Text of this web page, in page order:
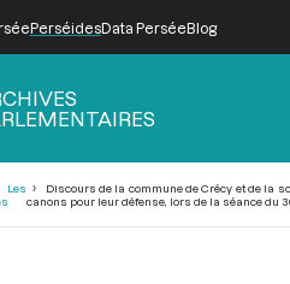
PerséidesData PerséeBlog
Les
Discours de la commune de Crécy et de la
canons pour leur défense, lors de la séance du